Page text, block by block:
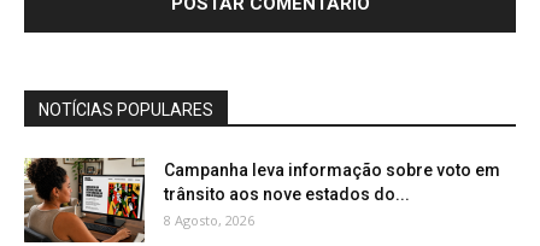
NOTÍCIAS POPULARES
Campanha leva informação sobre voto em
trânsito aos nove estados do...
8 Agosto, 2026